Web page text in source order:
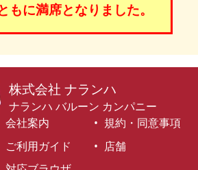
もに満席となりました。
株式会社 ナランハ
ナランハ バルーン カンパニー
会社案内
規約・同意事項
ご利用ガイド
店舗